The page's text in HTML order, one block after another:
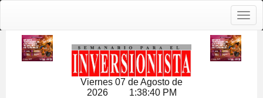
Viernes 07 de Agosto de
2026 1:38:41 PM